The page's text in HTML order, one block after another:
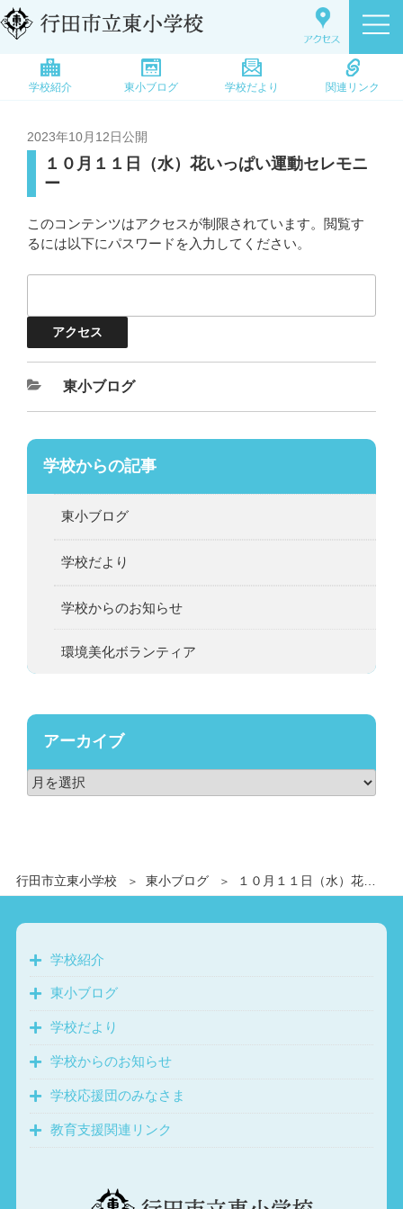
学校紹介 東小ブログ 学校だより 関連リンク
行田市立東小学校 東小ブログ １０月１１日（水）花いっぱい運動セレモニー
2023年10月12日公開
１０月１１日（水）花いっぱい運動セレモニ
ー
このコンテンツはアクセスが制限されています。閲覧す
るには以下にパスワードを入力してください。
東小ブログ
学校からの記事
東小ブログ
学校だより
学校からのお知らせ
環境美化ボランティア
アーカイブ
学校紹介
東小ブログ
学校だより
学校からのお知らせ
学校応援団のみなさま
教育支援関連リンク